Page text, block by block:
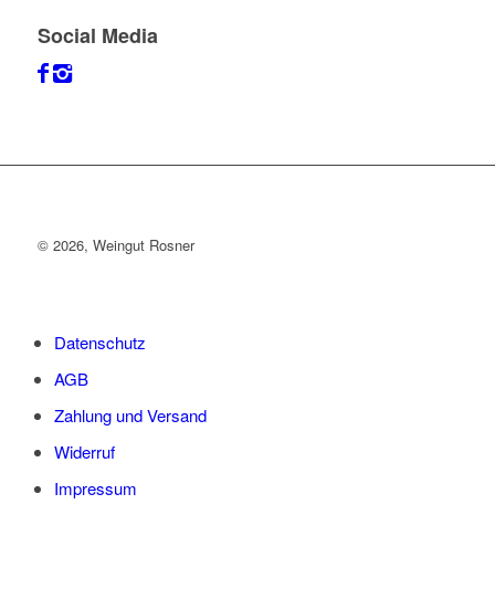
Social Media
© 2026, Weingut Rosner
Datenschutz
AGB
Zahlung und Versand
Widerruf
Impressum